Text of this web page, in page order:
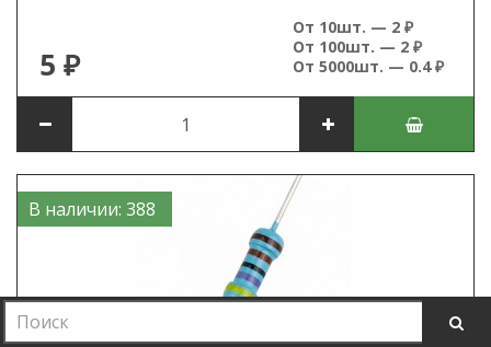
5 ₽
От 10шт. — 2 ₽
От 100шт. — 2 ₽
От 5000шт. — 0.4 ₽
В наличии: 388